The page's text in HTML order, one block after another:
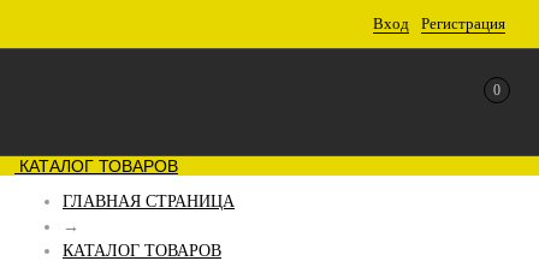
Вход Регистрация
0
КАТАЛОГ ТОВАРОВ
ГЛАВНАЯ СТРАНИЦА
→
КАТАЛОГ ТОВАРОВ